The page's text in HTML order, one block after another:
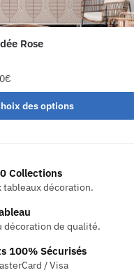
Rose
€
des options
Collections
tableaux décoration.
décoration de qualité.
100% Sécurisés
/ Visa